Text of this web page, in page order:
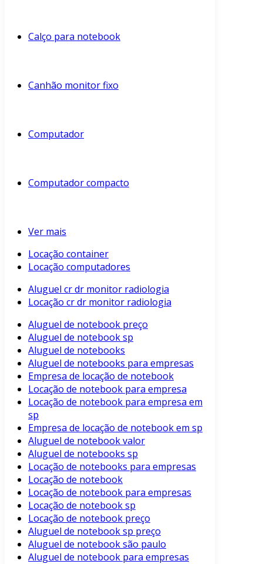
Calço para notebook
Canhão monitor fixo
Computador
Computador compacto
Ver mais
Locação container
Locação computadores
Aluguel cr dr monitor radiologia
Locação cr dr monitor radiologia
Aluguel de notebook preço
Aluguel de notebook sp
Aluguel de notebooks
Aluguel de notebooks para empresas
Empresa de locação de notebook
Locação de notebook para empresa
Locação de notebook para empresa em
sp
Empresa de locação de notebook em sp
Aluguel de notebook valor
Aluguel de notebooks sp
Locação de notebooks para empresas
Locação de notebook
Locação de notebook para empresas
Locação de notebook sp
Locação de notebook preço
Aluguel de notebook sp preço
Aluguel de notebook são paulo
Aluguel de notebook para empresas